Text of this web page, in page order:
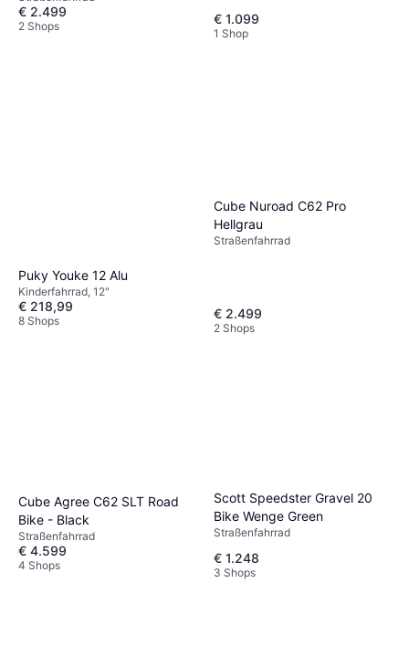
€ 2.499
2 Shops € 1.099
1 Shop
Puky Youke 12 Alu
Kinderfahrrad, 12"
€ 218,99
8 Shops
Cube Nuroad C62 Pro
Hellgrau
Straßenfahrrad
€ 2.499
2 Shops
Cube Agree C62 SLT Road
Bike - Black
Straßenfahrrad
€ 4.599
4 Shops
Scott Speedster Gravel 20
Bike Wenge Green
Straßenfahrrad
€ 1.248
3 Shops